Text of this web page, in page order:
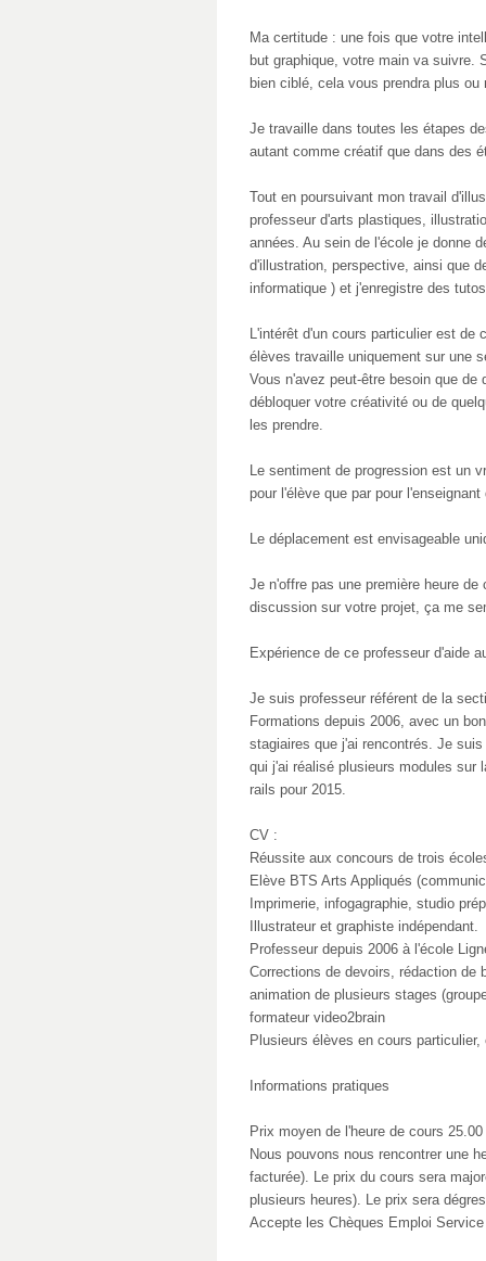
Ma certitude : une fois que votre
but graphique, votre main va suivre.
bien ciblé, cela vous prendra plus
Je travaille dans toutes les étapes
autant comme créatif que dans des
Tout en poursuivant mon travail
professeur d'arts plastiques,
années. Au sein de l'école je donne
d'illustration, perspective, ainsi que
informatique ) et j'enregistre des
L'intérêt d'un cours particulier est de
élèves travaille uniquement sur une
Vous n'avez peut-être besoin que de
débloquer votre créativité ou de
les prendre.
Le sentiment de progression est un
pour l'élève que par pour
Le déplacement est envisageable
Je n'offre pas une première heure
discussion sur votre projet, ça me
Expérience de ce professeur d'aide
Je suis professeur référent de la
Formations depuis 2006, avec un
stagiaires que j'ai rencontrés. Je
qui j'ai réalisé plusieurs modules sur
rails pour 2015.
CV :
Réussite aux concours de trois
Elève BTS Arts Appliqués
Imprimerie, infogagraphie, studio
Illustrateur et graphiste indépendant.
Professeur depuis 2006 à l'école
Corrections de devoirs, rédaction de
animation de plusieurs stages
formateur video2brain
Plusieurs élèves en cours
Informations pratiques
Prix moyen de l'heure de cours
Nous pouvons nous rencontrer une
facturée). Le prix du cours sera
plusieurs heures). Le prix sera
Accepte les Chèques Emploi